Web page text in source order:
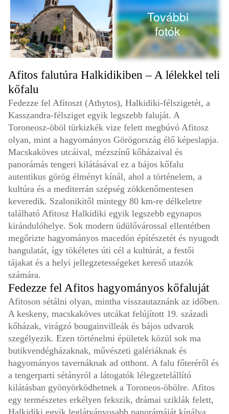
További
fotók
Afitos falutúra Halkidikiben – A lélekkel teli
kőfalu
Fedezze fel Afitoszt (Athytos), Halkidiki-félszigetét, a
Kasszandra-félsziget egyik legszebb faluját. A
Toroneosz-öböl türkizkék vize felett megbúvó Afitosz
olyan, mint a hagyományos Görögország élő képeslapja.
Macskaköves utcáival, mézszínű kőházaival és
panorámás tengeri kilátásával ez a bájos kőfalu
autentikus görög élményt kínál, ahol a történelem, a
kultúra és a mediterrán szépség zökkenőmentesen
keveredik. Szalonikitől mintegy 80 km-re délkeletre
található Afitosz Halkidiki egyik legszebb egynapos
kirándulóhelye. Sok modern üdülővárossal ellentétben
megőrizte hagyományos macedón építészetét és nyugodt
hangulatát, így tökéletes úti cél a kultúrát, a festői
tájakat és a helyi jellegzetességeket kereső utazók
számára.
Fedezze fel Afitos hagyományos kőfaluját
Afitoson sétálni olyan, mintha visszautaznánk az időben.
A keskeny, macskaköves utcákat felújított 19. századi
kőházak, virágzó bougainvilleák és bájos udvarok
szegélyezik. Ezen történelmi épületek közül sok ma
butikvendégházaknak, művészeti galériáknak és
hagyományos tavernáknak ad otthont. A falu főteréről és
a tengerparti sétányról a látogatók lélegzetelállító
kilátásban gyönyörködhetnek a Toroneos-öbölre. Afitos
egy természetes erkélyen fekszik, drámai sziklák felett,